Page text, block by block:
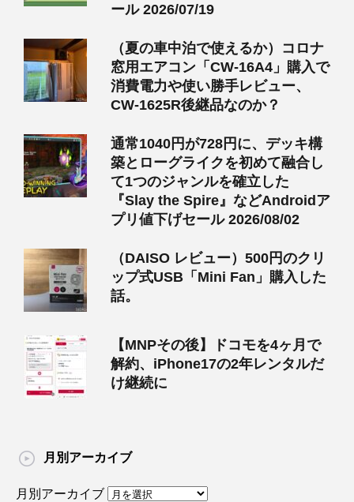
ール 2026/07/19
（夏の車中泊で使えるか）コロナ
窓用エアコン「CW-16A4」購入で
消費電力や使い勝手レビュー、
CW-1625R後継品なのか？
通常1040円が728円に、デッキ構
築とローグライクを初めて融合し
て1つのジャンルを確立した
『Slay the Spire』などAndroidア
プリ値下げセール 2026/08/02
（DAISO レビュー）500円のクリ
ップ式USB「Mini Fan」購入した
話。
【MNPその後】ドコモを4ヶ月で
解約、iPhone17の2年レンタルだ
け継続に
月別アーカイブ
月別アーカイブ